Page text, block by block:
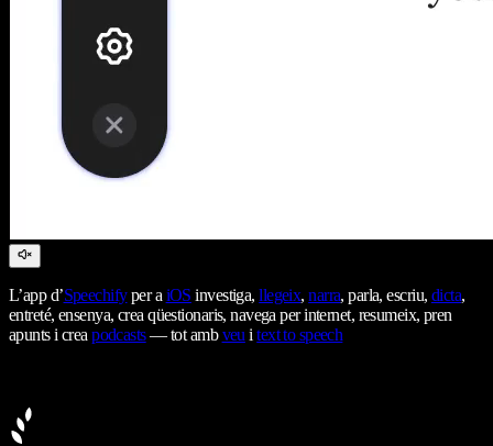
L’app d’Speechifyper aiOS investiga,llegeix,narra, parla, escriu, dicta,
entreté, ensenya, crea qüestionaris, navega per internet, resumeix, pren
apunts i creapodcasts— tot ambveuitext to speech